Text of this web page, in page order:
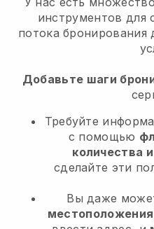
инструментов для
потока
Добавьте шаги
Требуйте
с помощью
количества
сделайте эти
Вы даже